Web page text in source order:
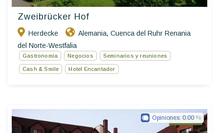
Zweibrücker Hof
Herdecke Alemania, Cuenca del Ruhr Renania
del Norte-Westfalia
Gastronomía Negocios Seminarios y reuniones
Cash & Smile Hotel Encantador
Ringhotels
Opiniones: 0.00